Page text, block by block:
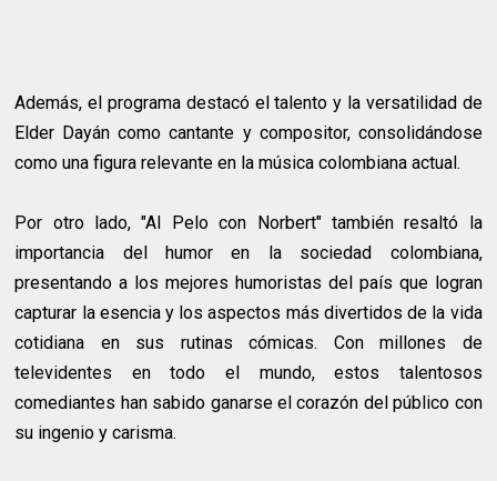
Además, el programa destacó el talento y la versatilidad de
Elder Dayán como cantante y compositor, consolidándose
como una figura relevante en la música colombiana actual.
Por otro lado, "Al Pelo con Norbert" también resaltó la
importancia del humor en la sociedad colombiana,
presentando a los mejores humoristas del país que logran
capturar la esencia y los aspectos más divertidos de la vida
cotidiana en sus rutinas cómicas. Con millones de
televidentes en todo el mundo, estos talentosos
comediantes han sabido ganarse el corazón del público con
su ingenio y carisma.